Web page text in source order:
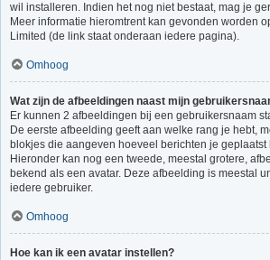
wil installeren. Indien het nog niet bestaat, mag je
Meer informatie hieromtrent kan gevonden worden
Limited (de link staat onderaan iedere pagina).
Omhoog
Wat zijn de afbeeldingen naast mijn
Er kunnen 2 afbeeldingen bij een gebruikersnaam
De eerste afbeelding geeft aan welke rang je hebt,
blokjes die aangeven hoeveel berichten je geplaatst
Hieronder kan nog een tweede, meestal grotere,
bekend als een avatar. Deze afbeelding is meestal
iedere gebruiker.
Omhoog
Hoe kan ik een avatar instellen?